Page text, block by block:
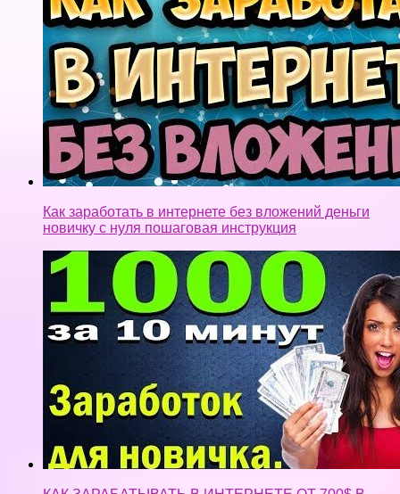
Как заработать в интернете без вложений деньги
новичку с нуля пошаговая инструкция